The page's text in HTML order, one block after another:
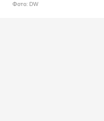
Фото: DW